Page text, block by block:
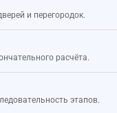
и перегородок.
расчёта.
этапов.